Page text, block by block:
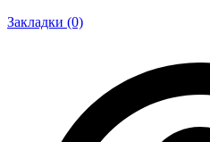
Закладки (0)